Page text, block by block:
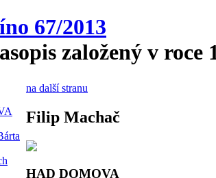
založený v roce
na další stranu
Filip Machač
HAD DOMOVA